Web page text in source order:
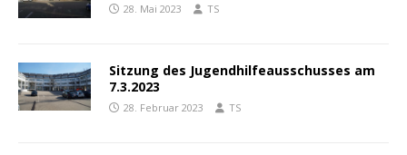
28. Mai 2023 TS
Sitzung des Jugendhilfeausschusses am
7.3.2023
28. Februar 2023 TS